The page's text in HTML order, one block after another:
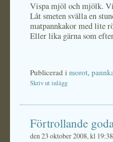
Vispa mjöl och mjölk.
Låt smeten svälla en
matpannkakor med lite
Eller lika gärna som
Publicerad i morot,
Skriv ut inlägg
Förtrollande
den 23 oktober 2008, kl 19:38